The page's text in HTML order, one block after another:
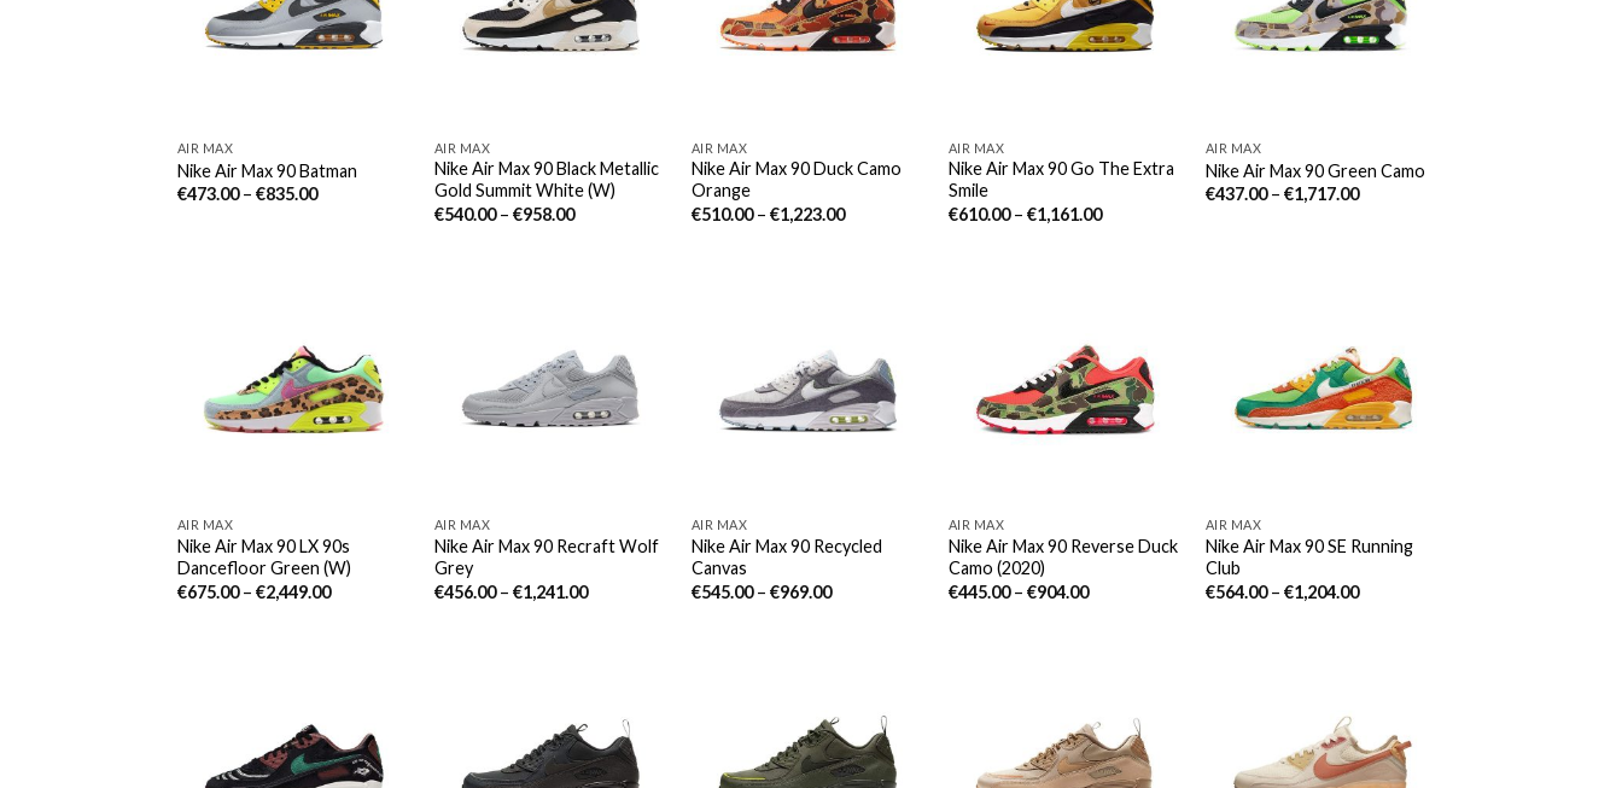
AIR MAX
Nike Air Max 90 Batman
€473.00– €835.00
AIR MAX
Nike Air Max 90 Black Metallic
Gold Summit White (W)
€540.00– €958.00
AIR MAX
Nike Air Max 90 Duck Camo
Orange
€510.00– €1,223.00
AIR MAX
Nike Air Max 90 Go The Extra
Smile
€610.00– €1,161.00
AIR MAX
Nike Air Max 90 Green Camo
€437.00– €1,717.00
AIR MAX
Nike Air Max 90 LX 90s
Dancefloor Green (W)
€675.00– €2,449.00
AIR MAX
Nike Air Max 90 Recraft Wolf
Grey
€456.00– €1,241.00
AIR MAX
Nike Air Max 90 Recycled
Canvas
€545.00– €969.00
AIR MAX
Nike Air Max 90 Reverse Duck
Camo (2020)
€445.00– €904.00
AIR MAX
Nike Air Max 90 SE Running
Club
€564.00– €1,204.00